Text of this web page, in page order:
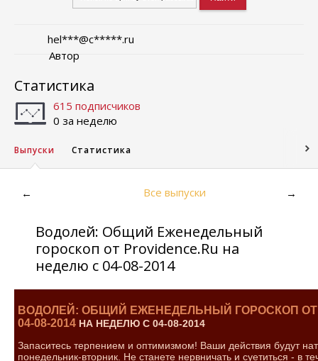
Автор
hel***@c*****.ru
Статистика
615 подписчиков
0 за неделю
Выпуски Статистика
← Все выпуски →
Водолей: Общий Еженедельный
гороскоп от Providence.Ru на
неделю с 04-08-2014
ВОДОЛЕЙ: ОБЩИЙ ЕЖЕНЕДЕЛЬНЫЙ ГОРОСКОП ОТ
04-08-2014 НА НЕДЕЛЮ С 04-08-2014
Запаситесь терпением и оптимизмом! Ваши действия будут
понедельник-вторник. Не станете нервничать и суетиться - в